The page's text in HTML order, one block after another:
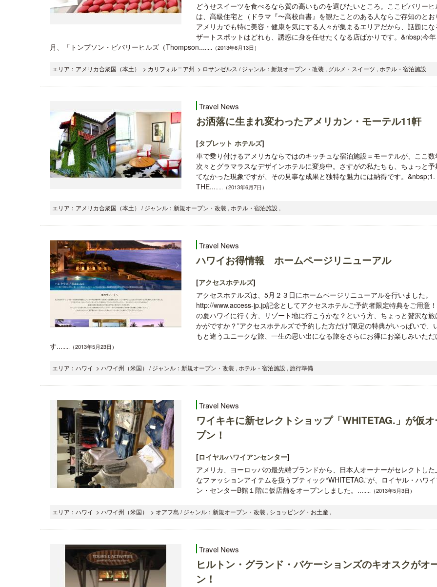
どうせスイーツを食べるなら質の高いものを選びたいところ。ここビバリーヒ
は、高級住宅と（ドラマ『〜高校白書』を観たことのある人ならご存知のとお
アメリカでも特に美容・健康を気にする人々が集まるエリアだから、話題にな
ザートスポットはどれも、誘惑に身を任せたくなる店ばかりです。&nbsp;今年
月、「トンプソン・ビバリーヒルズ（Thompson........（2013年6月13日）
エリア：アメリカ合衆国（本土） > カリフォルニア州 > ロサンゼルス / ジャンル：新規オープン・改装 , グルメ・スイーツ , ホテル・宿泊施設
Travel News
お洒落に生まれ変わったアメリカン・モーテル11軒
[タブレット ホテルズ]
車で乗り付けるアメリカならではのキッチュな宿泊施設＝モーテルが、ここ数
次々とグラマラスなデザインホテルに変身中。さすがの私たちも、ちょっと予
てなかった現象ですが、その見事な成果と独特な魅力には納得です。&nbsp;1.
THE........（2013年6月7日）
エリア：アメリカ合衆国（本土） / ジャンル：新規オープン・改装 , ホテル・宿泊施設 ,
Travel News
ハワイお得情報 ホームページリニューアル
[アクセスホテルズ]
アクセスホテルズは、5月２３日にホームページリニューアルを行いました。
http://www.access-jp.jp記念としてアクセスホテルご予約者限定特典をご用意！
の夏ハワイに行く方、リゾート地に行こうかな？という方、ちょっと贅沢な旅
かがですか？”アクセスホテルズで予約した方だけ”限定の特典がいっぱいで、
もと違うユニークな旅、一生の思い出になる旅をさらにお得にお楽しみいただ
す........（2013年5月23日）
エリア：ハワイ > ハワイ州（米国） / ジャンル：新規オープン・改装 , ホテル・宿泊施設 , 旅行準備
Travel News
ワイキキに新セレクトショップ「WHITETAG.」が仮オ
プン！
[ロイヤルハワイアンセンター]
アメリカ、ヨーロッパの最先端ブランドから、日本人オーナーがセレクトした
なファッションアイテムを扱うブティック“WHITETAG.”が、ロイヤル・ハワ
ン・センターB館１階に仮店舗をオープンしました。........（2013年5月3日）
エリア：ハワイ > ハワイ州（米国） > オアフ島 / ジャンル：新規オープン・改装 , ショッピング・お土産 ,
Travel News
ヒルトン・グランド・バケーションズのキオスクがオ
ン！